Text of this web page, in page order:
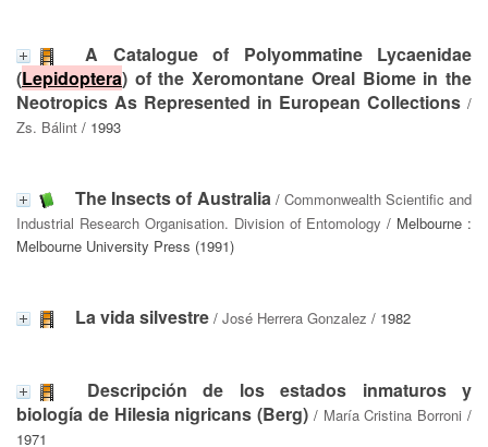
A Catalogue of Polyommatine Lycaenidae
(Lepidoptera) of the Xeromontane Oreal Biome in the
Neotropics As Represented in European Collections /
Zs. Bálint / 1993
The Insects of Australia/ Commonwealth Scientific and
Industrial Research Organisation. Division of Entomology / Melbourne :
Melbourne University Press (1991)
La vida silvestre / José Herrera Gonzalez / 1982
Descripción de los estados inmaturos y
biología de Hilesia nigricans (Berg) / María Cristina Borroni /
1971